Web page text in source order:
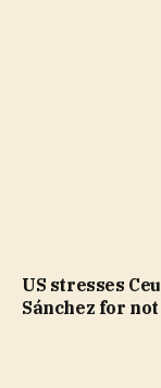
US stresses
Sánchez for